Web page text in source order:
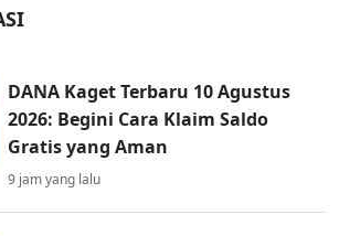
DANA Kaget Terbaru 10 Agustus
2026: Begini Cara Klaim Saldo
Gratis yang Aman
9 jam yang lalu